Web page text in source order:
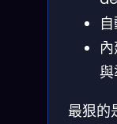
最狠的